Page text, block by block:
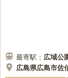
最寄駅： 広域公
広島県広島市佐